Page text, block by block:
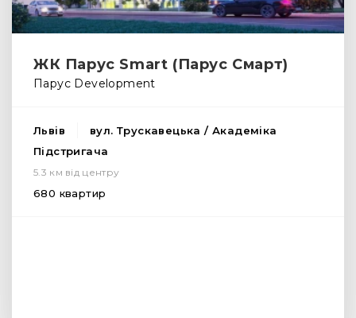
ЖК Парус Smart (Парус Смарт)
Парус Development
Львів
вул. Трускавецька / Академіка
Підстригача
5.3 км від центру
680 квартир